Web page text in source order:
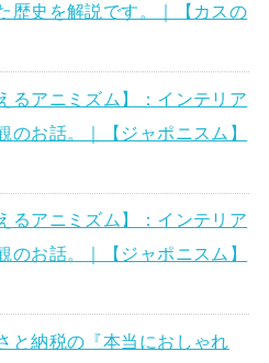
歴史を解説です。｜【カスの
るアニミズム】：インテリア
のお話。｜【ジャポニスム】
るアニミズム】：インテリア
のお話。｜【ジャポニスム】
と納税の『本当におしゃれ